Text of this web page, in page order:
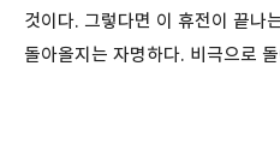
것이다. 그렇다면 이 휴전이 끝나
돌아올지는 자명하다. 비극으로